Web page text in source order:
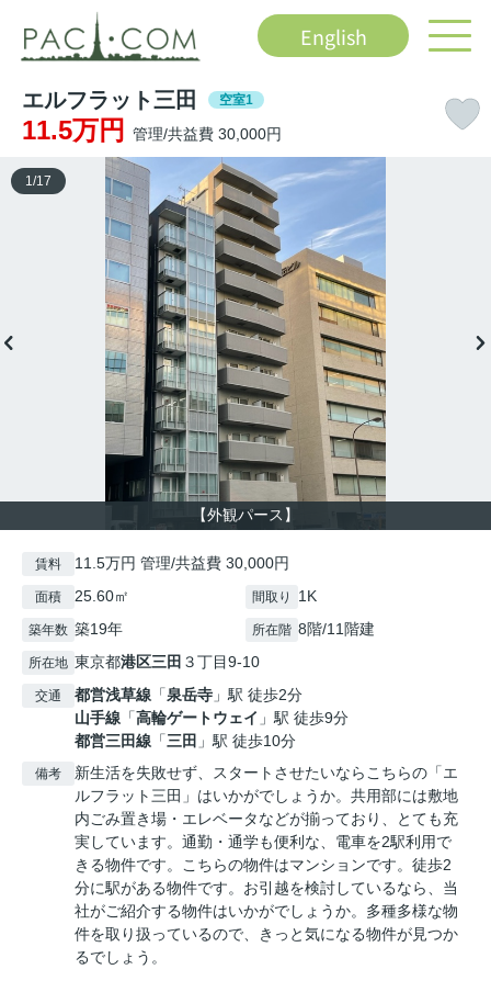
English
エルフラット三田 空室1
11.5万円 管理/共益費 30,000円
【外観パース】
1 /17
賃料 11.5万円 管理/共益費 30,000円
面積 25.60㎡ 間取り 1K
築年数 築19年 所在階 8階/11階建
所在地 東京都港区三田 ３丁目9-10
交通 都営浅草線 「泉岳寺 」駅 徒歩2分
山手線 「高輪ゲートウェイ 」駅 徒歩9分
都営三田線 「三田 」駅 徒歩10分
備考
新生活を失敗せず、スタートさせたいならこちらの「エ
ルフラット三田」はいかがでしょうか。共用部には敷地
内ごみ置き場・エレベータなどが揃っており、とても充
実しています。通勤・通学も便利な、電車を2駅利用で
きる物件です。こちらの物件はマンションです。徒歩2
分に駅がある物件です。お引越を検討しているなら、当
社がご紹介する物件はいかがでしょうか。多種多様な物
件を取り扱っているので、きっと気になる物件が見つか
るでしょう。